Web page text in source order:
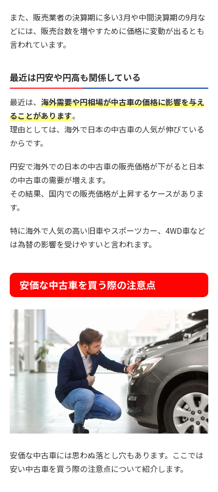
また、販売業者の決算期に多い3月や中間決算期の9月な
どには、販売台数を増やすために価格に変動が出るとも
言われています。
最近は円安や円高も関係している
最近は、 海外需要や円相場が中古車の価格に影響を与え
ることがあります。
理由としては、海外で日本の中古車の人気が伸びている
からです。
円安で海外での日本の中古車の販売価格が下がると日本
の中古車の需要が増えます。
その結果、国内での販売価格が上昇するケースがありま
す。
特に海外で人気の高い旧車やスポーツカー、4WD車など
は為替の影響を受けやすいと言われます。
安価な中古車を買う際の注意点
安価な中古車には思わぬ落とし穴もあります。ここでは
安い中古車を買う際の注意点について紹介します。